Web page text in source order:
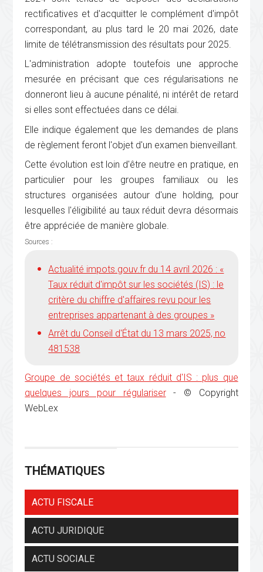
rectificatives et d'acquitter le complément d'impôt
correspondant, au plus tard le 20 mai 2026, date
limite de télétransmission des résultats pour 2025.
L'administration adopte toutefois une approche
mesurée en précisant que ces régularisations ne
donneront lieu à aucune pénalité, ni intérêt de retard
si elles sont effectuées dans ce délai.
Elle indique également que les demandes de plans
de règlement feront l'objet d'un examen bienveillant.
Cette évolution est loin d'être neutre en pratique, en
particulier pour les groupes familiaux ou les
structures organisées autour d'une holding, pour
lesquelles l'éligibilité au taux réduit devra désormais
être appréciée de manière globale.
Sources :
Actualité impots.gouv.fr du 14 avril 2026 : «
Taux réduit d'impôt sur les sociétés (IS) : le
critère du chiffre d'affaires revu pour les
entreprises appartenant à des groupes »
Arrêt du Conseil d'État du 13 mars 2025, no
481538
Groupe de sociétés et taux réduit d'IS : plus que
quelques jours pour régulariser- © Copyright
WebLex
THÉMATIQUES
ACTU FISCALE
ACTU JURIDIQUE
ACTU SOCIALE